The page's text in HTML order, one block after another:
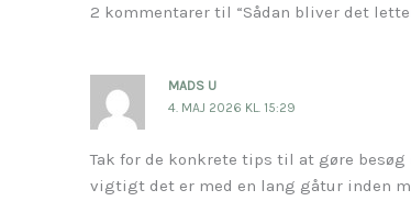
2 kommentarer til “Sådan bliver det
MADS U
4. MAJ 2026 KL. 15:29
Tak for de konkrete tips til at gøre
vigtigt det er med en lang gåtur inden